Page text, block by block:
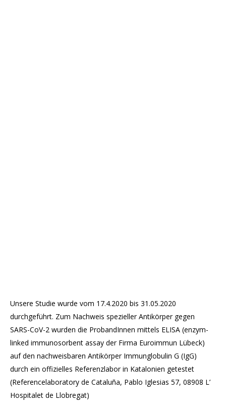
Unsere Studie wurde vom 17.4.2020 bis 31.05.2020
durchgeführt. Zum Nachweis spezieller Antikörper gegen
SARS-CoV-2 wurden die ProbandInnen mittels ELISA (enzym-
linked immunosorbent assay der Firma Euroimmun Lübeck)
auf den nachweisbaren Antikörper Immunglobulin G (IgG)
durch ein offizielles Referenzlabor in Katalonien getestet
(Referencelaboratory de Cataluña, Pablo Iglesias 57, 08908 L’
Hospitalet de Llobregat)